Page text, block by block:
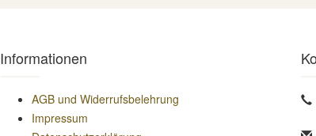
Informationen
AGB und Widerrufsbelehrung
Impressum